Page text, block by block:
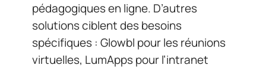
pédagogiques en ligne. D’autres
solutions ciblent des besoins
spécifiques : Glowbl pour les réunions
virtuelles, LumApps pour l’intranet